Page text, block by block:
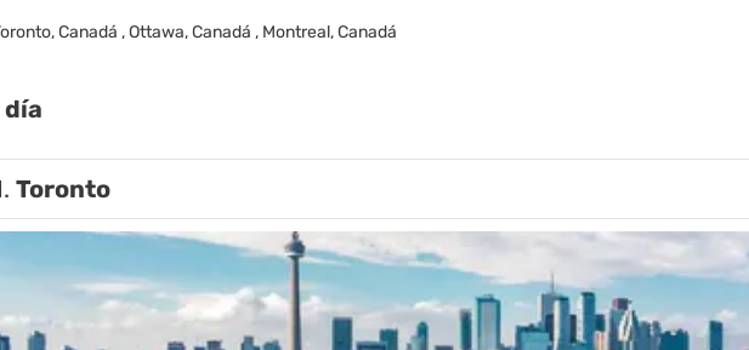
Canadá , Ottawa, Canadá , Montreal, Canadá
día
Toronto